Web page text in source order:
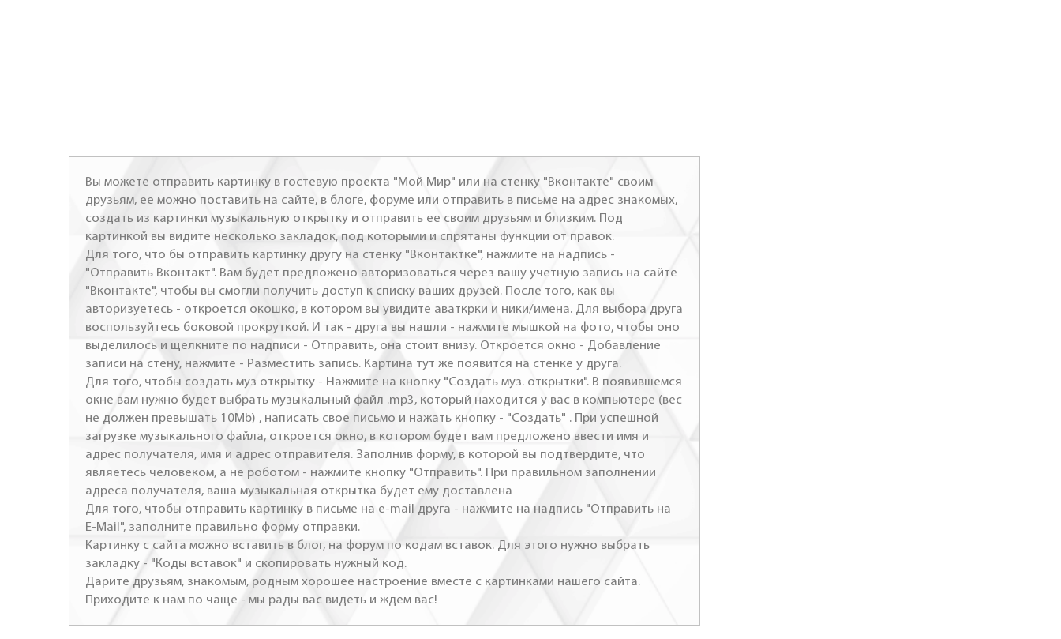
Вы можете отправить картинку в гостевую проекта "Мой Мир" или на стенку "Вконтакте" своим
друзьям, ее можно поставить на сайте, в блоге, форуме или отправить в письме на адрес знакомых,
создать из картинки музыкальную открытку и отправить ее своим друзьям и близким. Под
картинкой вы видите несколько закладок, под которыми и спрятаны функции от правок.
Для того, что бы отправить картинку другу на стенку "Вконтактке", нажмите на надпись -
"Отправить Вконтакт". Вам будет предложено авторизоваться через вашу учетную запись на сайте
"Вконтакте", чтобы вы смогли получить доступ к списку ваших друзей. После того, как вы
авторизуетесь - откроется окошко, в котором вы увидите аваткрки и ники/имена. Для выбора друга
воспользуйтесь боковой прокруткой. И так - друга вы нашли - нажмите мышкой на фото, чтобы оно
выделилось и щелкните по надписи - Отправить, она стоит внизу. Откроется окно - Добавление
записи на стену, нажмите - Разместить запись. Картина тут же появится на стенке у друга.
Для того, чтобы создать муз открытку - Нажмите на кнопку "Создать муз. открытки". В появившемся
окне вам нужно будет выбрать музыкальный файл .mp3, который находится у вас в компьютере (вес
не должен превышать 10Mb) , написать свое письмо и нажать кнопку - "Создать" . При успешной
загрузке музыкального файла, откроется окно, в котором будет вам предложено ввести имя и
адрес получателя, имя и адрес отправителя. Заполнив форму, в которой вы подтвердите, что
являетесь человеком, а не роботом - нажмите кнопку "Отправить". При правильном заполнении
адреса получателя, ваша музыкальная открытка будет ему доставлена
Для того, чтобы отправить картинку в письме на e-mail друга - нажмите на надпись "Отправить на
E-Mail", заполните правильно форму отправки.
Картинку с сайта можно вставить в блог, на форум по кодам вставок. Для этого нужно выбрать
закладку - "Коды вставок" и скопировать нужный код.
Дарите друзьям, знакомым, родным хорошее настроение вместе с картинками нашего сайта.
Приходите к нам по чаще - мы рады вас видеть и ждем вас!